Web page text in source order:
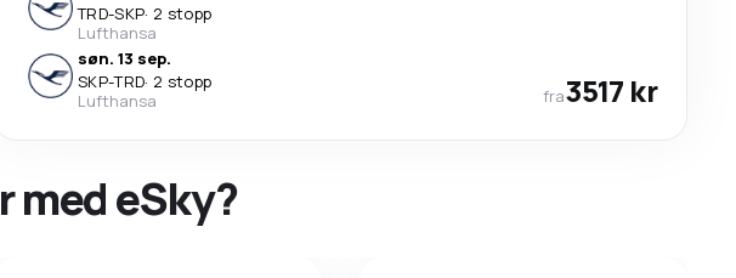
TRD-SKP· 2 stopp
Lufthansa
søn. 13 sep.
SKP-TRD· 2 stopp
Lufthansa
fra3517 kr
eSky?